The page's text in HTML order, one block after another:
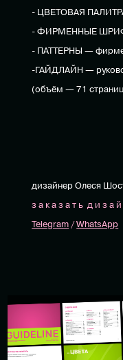
- ЦВЕТОВАЯ
- ФИРМЕННЫЕ
- ПАТТЕРНЫ —
-ГАЙДЛАЙН —
(объём — 71
дизайнер Олеся
з а к а з а т ь д и з а
Telegram /WhatsApp